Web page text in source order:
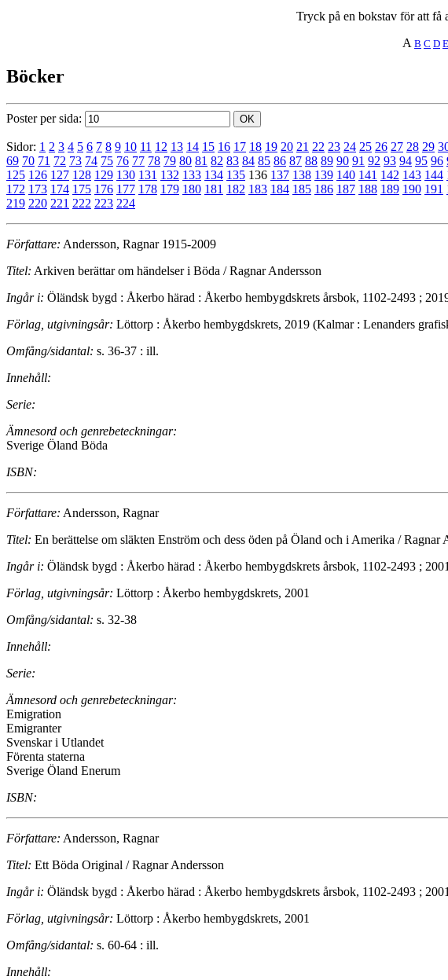
Tryck på en bokstav för att få
A B C D E
Böcker
Poster per sida:
Sidor: 1 2 3 4 5 6 7 8 9 10 11 12 13 14 15 16 17 18 19 20 21 22 23 24 25 26 27 28 29
69 70 71 72 73 74 75 76 77 78 79 80 81 82 83 84 85 86 87 88 89 90 91 92 93 94 95 96
125 126 127 128 129 130 131 132 133 134 135 136 137 138 139 140 141 142 143 144
172 173 174 175 176 177 178 179 180 181 182 183 184 185 186 187 188 189 190 191
219 220 221 222 223 224
Författare: Andersson, Ragnar 1915-2009
Titel: Arkiven berättar om händelser i Böda / Ragnar Andersson
Ingår i: Öländsk bygd : Åkerbo härad : Åkerbo hembygdskrets årsbok, 1102-2493 ;
Förlag, utgivningsår: Löttorp : Åkerbo hembygdskrets, 2019 (Kalmar : Lenanders
Omfång/sidantal: s. 36-37 : ill.
Innehåll:
Serie:
Ämnesord och genrebeteckningar:
Sverige Öland Böda
ISBN:
Författare: Andersson, Ragnar
Titel: En berättelse om släkten Enström och dess öden på Öland och i Amerika / Ragnar
Ingår i: Öländsk bygd : Åkerbo härad : Åkerbo hembygdskrets årsbok, 1102-2493 ; 2001
Förlag, utgivningsår: Löttorp : Åkerbo hembygdskrets, 2001
Omfång/sidantal: s. 32-38
Innehåll:
Serie:
Ämnesord och genrebeteckningar:
Emigration
Emigranter
Svenskar i Utlandet
Förenta staterna
Sverige Öland Enerum
ISBN:
Författare: Andersson, Ragnar
Titel: Ett Böda Original / Ragnar Andersson
Ingår i: Öländsk bygd : Åkerbo härad : Åkerbo hembygdskrets årsbok, 1102-2493 ; 2001
Förlag, utgivningsår: Löttorp : Åkerbo hembygdskrets, 2001
Omfång/sidantal: s. 60-64 : ill.
Innehåll: